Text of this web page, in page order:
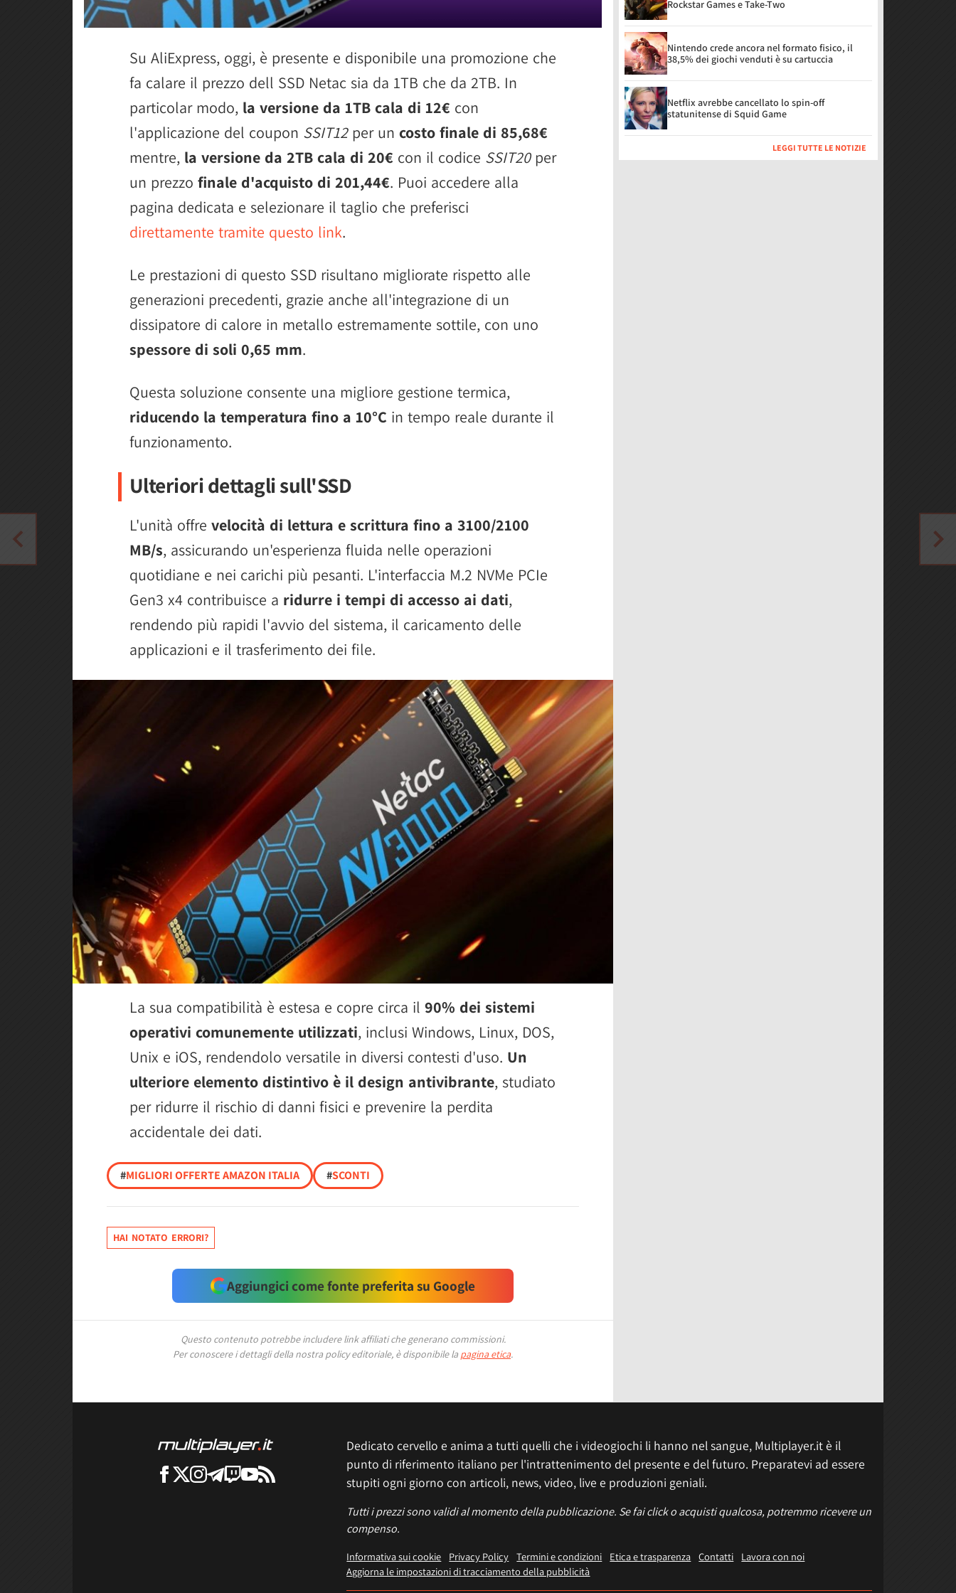
Su AliExpress, oggi, è presente e disponibile una promozione che
fa calare il prezzo dell SSD Netac sia da 1TB che da 2TB. In
particolar modo, la versione da 1TB cala di 12€ con
l'applicazione del coupon SSIT12per un costo finale di 85,68€
mentre, la versione da 2TB cala di 20€ con il codice SSIT20per
un prezzo finale d'acquisto di 201,44€. Puoi accedere alla
pagina dedicata e selezionare il taglio che preferisci
direttamente tramite questo link.
Le prestazioni di questo SSD risultano migliorate rispetto alle
generazioni precedenti, grazie anche all'integrazione di un
dissipatore di calore in metallo estremamente sottile, con uno
spessore di soli 0,65 mm.
Questa soluzione consente una migliore gestione termica,
riducendo la temperatura fino a 10°C in tempo reale durante il
funzionamento.
Ulteriori dettagli sull'SSD
L'unità offre velocità di lettura e scrittura fino a 3100/2100
MB/s, assicurando un'esperienza fluida nelle operazioni
quotidiane e nei carichi più pesanti. L'interfaccia M.2 NVMe PCIe
Gen3 x4 contribuisce a ridurre i tempi di accesso ai dati,
rendendo più rapidi l'avvio del sistema, il caricamento delle
applicazioni e il trasferimento dei file.
La sua compatibilità è estesa e copre circa il 90% dei sistemi
operativi comunemente utilizzati, inclusi Windows, Linux, DOS,
Unix e iOS, rendendolo versatile in diversi contesti d'uso. Un
ulteriore elemento distintivo è il design antivibrante, studiato
per ridurre il rischio di danni fisici e prevenire la perdita
accidentale dei dati.
#MIGLIORI OFFERTE AMAZON ITALIA #SCONTI
HAI NOTATO ERRORI?
Aggiungici come fonte preferita su Google
Questo contenuto potrebbe includere link affiliati che generano commissioni.
Per conoscere i dettagli della nostra policy editoriale, è disponibile la pagina etica.
Rockstar Games e Take-Two
Nintendo crede ancora nel formato fisico, il
38,5% dei giochi venduti è su cartuccia
Netflix avrebbe cancellato lo spin-off
statunitense di Squid Game
LEGGI TUTTE LE NOTIZIE
Dedicato cervello e anima a tutti quelli che i videogiochi li hanno nel sangue, Multiplayer.it è il
punto di riferimento italiano per l'intrattenimento del presente e del futuro. Preparatevi ad essere
stupiti ogni giorno con articoli, news, video, live e produzioni geniali.
Tutti i prezzi sono validi al momento della pubblicazione. Se fai click o acquisti qualcosa, potremmo ricevere un
compenso.
Informativa sui cookie Privacy Policy Termini e condizioni Etica e trasparenza Contatti
Lavora con noi
Aggiorna le impostazioni di tracciamento della pubblicità